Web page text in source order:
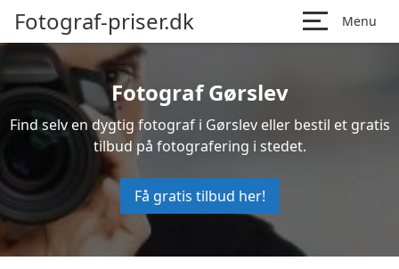
Fotograf-priser.dk Menu
Fotograf Gørslev
Find selv en dygtig fotograf i Gørslev eller bestil et gratis
tilbud på fotografering i stedet.
Få gratis tilbud her!